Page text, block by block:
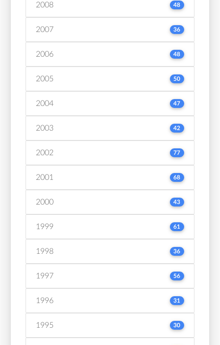
2008 48
2007 36
2006 48
2005 50
2004 47
2003 42
2002 77
2001 68
2000 43
1999 61
1998 36
1997 56
1996 31
1995 30